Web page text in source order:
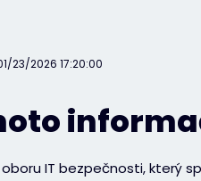
23/2026 17:20:00
IT bezpečnosti, který